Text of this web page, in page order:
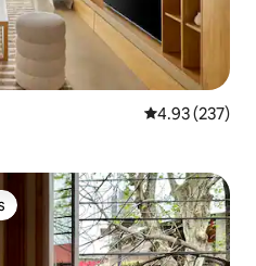
Calificación
4.93 (237)
huéspedes